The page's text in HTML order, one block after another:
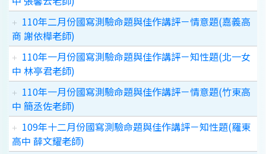
110年二月份國寫測驗命題與佳作講評－情意題(嘉義高
商 謝依樺老師)
110年一月份國寫測驗命題與佳作講評－知性題(北一女
中 林亭君老師)
110年一月份國寫測驗命題與佳作講評－情意題(竹東高
中 簡丞佐老師)
109年十二月份國寫測驗命題與佳作講評－知性題(羅東
高中 薛文耀老師)